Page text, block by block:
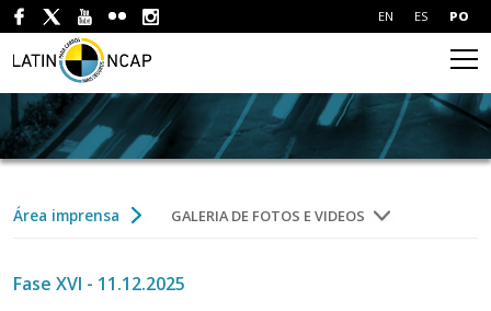
EN ES PO
Área imprensa GALERIA DE FOTOS E VIDEOS
Fase XVI - 11.12.2025